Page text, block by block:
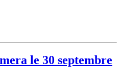
le 30 septembre